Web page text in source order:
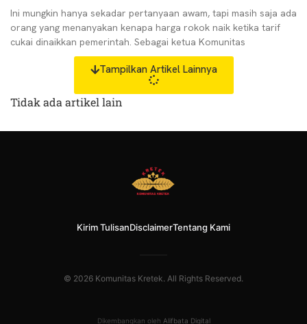
Ini mungkin hanya sekadar pertanyaan awam, tapi masih saja ada
orang yang menanyakan kenapa harga rokok naik ketika tarif
cukai dinaikkan pemerintah. Sebagai ketua Komunitas
Tampilkan Artikel Lainnya
Tidak ada artikel lain
Kirim TulisanDisclaimerTentang Kami
© 2026 Komunitas Kretek. All Rights Reserved.
Dikembangkan oleh Alifbata Digital